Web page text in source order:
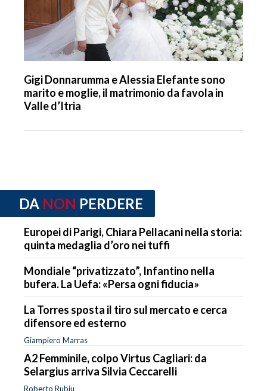
Gigi Donnarumma e Alessia Elefante sono
marito e moglie, il matrimonio da favola in
Valle d’Itria
DA NON PERDERE
Europei di Parigi, Chiara Pellacani nella storia:
quinta medaglia d’oro nei tuffi
Mondiale “privatizzato”, Infantino nella
bufera. La Uefa: «Persa ogni fiducia»
La Torres sposta il tiro sul mercato e cerca
difensore ed esterno
Giampiero Marras
A2 Femminile, colpo Virtus Cagliari: da
Selargius arriva Silvia Ceccarelli
Roberto Rubiu